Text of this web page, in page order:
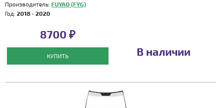
Производитель: FUYAO (FYG)
Год: 2018 - 2020
8700 ₽
КУПИТЬ В наличии